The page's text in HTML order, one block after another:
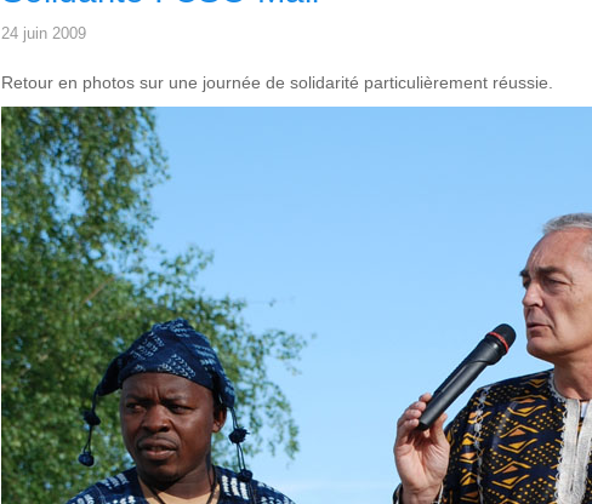
24 juin 2009
Retour en photos sur une journée de solidarité particulièrement réussie.